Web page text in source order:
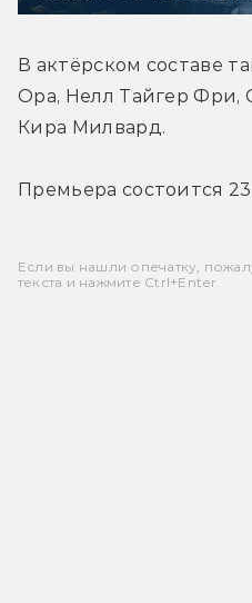
В актёрском составе
Ора, Нелл Тайгер Фри,
Кира Милвард.
Премьера состоится
Если вы нашли опечатку,
текста и нажмите Ctrl+Enter.